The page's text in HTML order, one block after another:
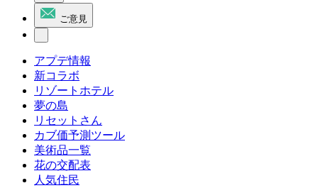
ご意見
アプデ情報
新コラボ
リゾートホテル
夢の島
リセットさん
カブ価予測ツール
美術品一覧
花の交配表
人気住民